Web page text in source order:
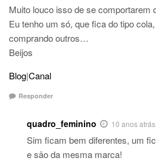
Muito louco isso de se comportarem
Eu tenho um só, que fica do tipo
comprando outros…
Beijos
Blog|Canal
Responder
quadro_feminino 10 anos atrás
Sim ficam bem diferentes, um
e são da mesma marca!